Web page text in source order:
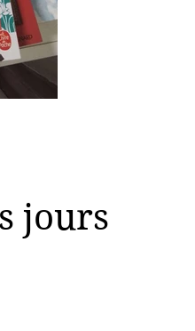
jours